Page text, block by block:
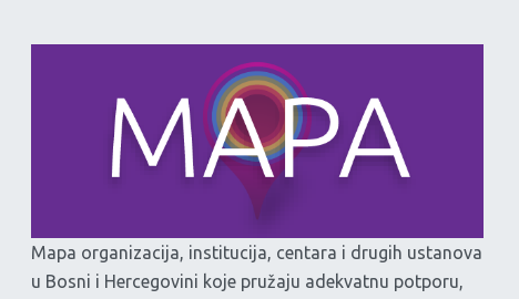
Mapa organizacija, institucija, centara i drugih ustanova
u Bosni i Hercegovini koje pružaju adekvatnu potporu,